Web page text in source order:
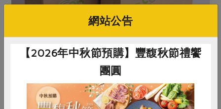
方便送禮使用
手提紙袋(中) 手提紙袋(小)
網站公告
【2026年中秋節預購】豐馥秋節禮饗
團圓